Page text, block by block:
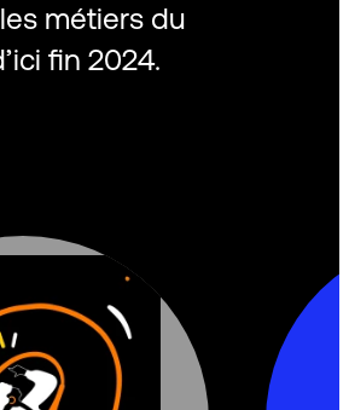
métiers du
fin 2024.